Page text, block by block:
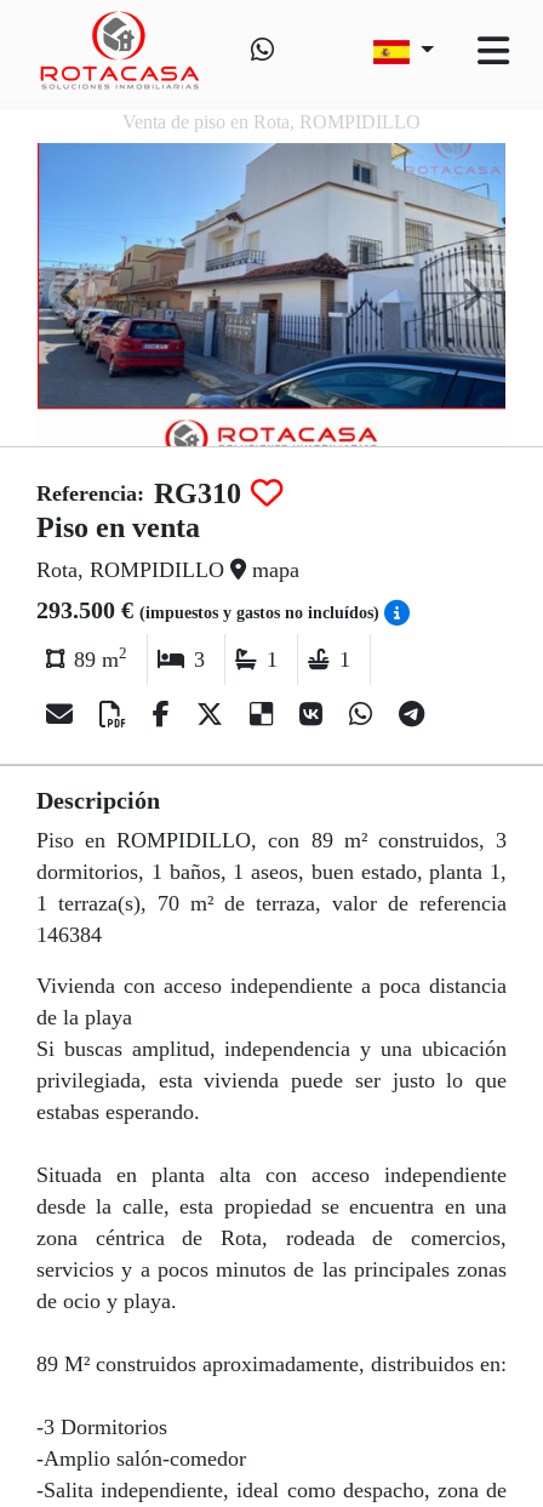
Venta de piso en Rota, ROMPIDILLO
Referencia: RG310
Piso en venta
Rota, ROMPIDILLO mapa
293.500 € (impuestos y gastos no incluídos)
89 m2 3 1 1
Descripción
Piso en ROMPIDILLO, con 89 m² construidos, 3
dormitorios, 1 baños, 1 aseos, buen estado, planta 1,
1 terraza(s), 70 m² de terraza, valor de referencia
146384
Vivienda con acceso independiente a poca distancia
de la playa
Si buscas amplitud, independencia y una ubicación
privilegiada, esta vivienda puede ser justo lo que
estabas esperando.
Situada en planta alta con acceso independiente
desde la calle, esta propiedad se encuentra en una
zona céntrica de Rota, rodeada de comercios,
servicios y a pocos minutos de las principales zonas
de ocio y playa.
89 M² construidos aproximadamente, distribuidos en:
-3 Dormitorios
-Amplio salón-comedor
-Salita independiente, ideal como despacho, zona de